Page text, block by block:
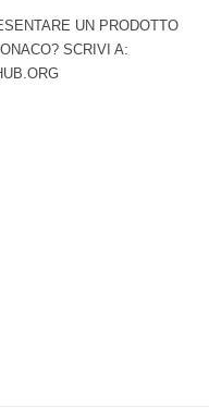
UN PRODOTTO
SCRIVI A: